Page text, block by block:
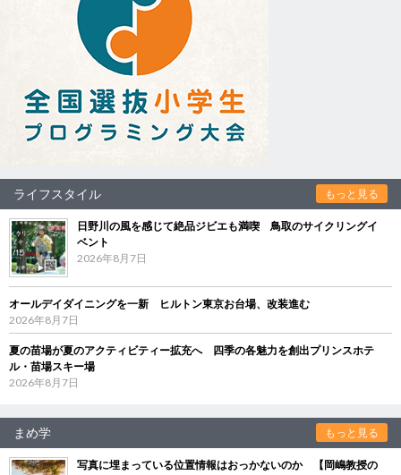
ライフスタイル もっと見る
日野川の風を感じて絶品ジビエも満喫 鳥取のサイクリングイ
ベント
2026年8月7日
オールデイダイニングを一新 ヒルトン東京お台場、改装進む
2026年8月7日
夏の苗場が夏のアクティビティー拡充へ 四季の各魅力を創出プリンスホテ
ル・苗場スキー場
2026年8月7日
まめ学 もっと見る
写真に埋まっている位置情報はおっかないのか 【岡嶋教授の